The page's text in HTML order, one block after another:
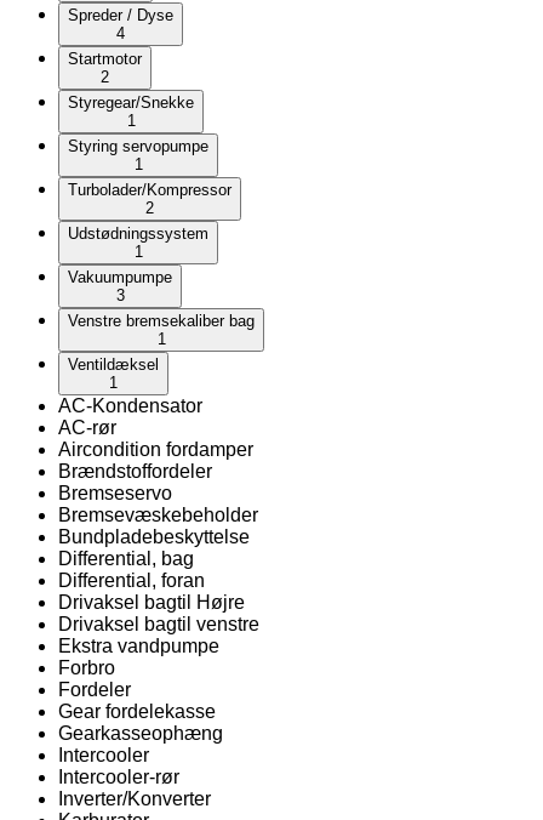
Spreder / Dyse
4
Startmotor
2
Styregear/Snekke
1
Styring servopumpe
1
Turbolader/Kompressor
2
Udstødningssystem
1
Vakuumpumpe
3
Venstre bremsekaliber bag
1
Ventildæksel
1
AC-Kondensator
AC-rør
Aircondition fordamper
Brændstoffordeler
Bremseservo
Bremsevæskebeholder
Bundpladebeskyttelse
Differential, bag
Differential, foran
Drivaksel bagtil Højre
Drivaksel bagtil venstre
Ekstra vandpumpe
Forbro
Fordeler
Gear fordelekasse
Gearkasseophæng
Intercooler
Intercooler-rør
Inverter/Konverter